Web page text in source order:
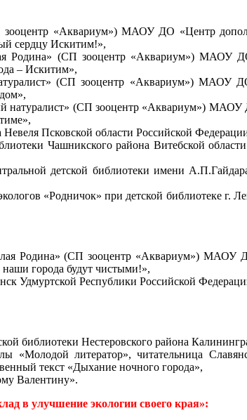
«Аквариум») МАОУ ДО «Центр
сердцу Искитим!»,
Родина» (СП зооцентр «Аквариум») МАОУ
– Искитим»,
(СП зооцентр «Аквариум») МАОУ
(СП зооцентр «Аквариум») МАОУ
Псковской области Российской Федерации
Чашникского района Витебской
детской библиотеки имени
«Родничок» при детской библиотеке г.
Родина» (СП зооцентр «Аквариум») МАОУ
наши города будут чистыми!»,
Республики Российской
библиотеки Нестеровского района
литератор», читательница
текст «Дыхание ночного города»,
Валентину».
в улучшение экологии своего края»: